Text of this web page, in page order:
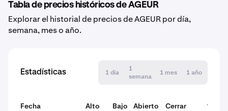
Tabla de precios históricos de AGEUR
Explorar el historial de precios de AGEUR por día,
semana, mes o año.
Estadísticas 1 día
1
semana
1 mes 1 año
Fecha Alto Bajo Abierto Cerrar
% de